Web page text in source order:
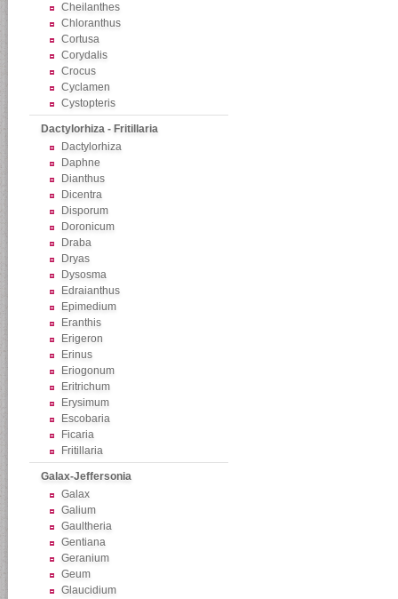
Cheilanthes
Chloranthus
Cortusa
Corydalis
Crocus
Cyclamen
Cystopteris
Dactylorhiza - Fritillaria
Dactylorhiza
Daphne
Dianthus
Dicentra
Disporum
Doronicum
Draba
Dryas
Dysosma
Edraianthus
Epimedium
Eranthis
Erigeron
Erinus
Eriogonum
Eritrichum
Erysimum
Escobaria
Ficaria
Fritillaria
Galax-Jeffersonia
Galax
Galium
Gaultheria
Gentiana
Geranium
Geum
Glaucidium